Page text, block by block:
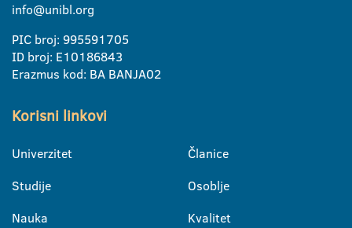
info@unibl.org
PIC broj: 995591705
ID broj: E10186843
Erazmus kod: BA BANJA02
Korisni linkovi
Univerzitet
Studije
Nauka
Članice
Osoblje
Kvalitet